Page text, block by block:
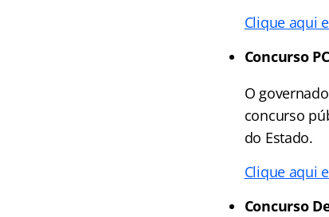
Clique aqui
Concurso
O
concurso
do Estado.
Clique aqui
Concurso